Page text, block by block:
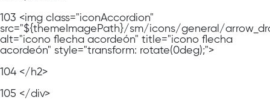
103 <img class="iconAccordion"
src="${themeImagePath}/sm/icons/general/
alt="icono flecha acordeón" title="icono flecha
acordeón" style="transform: rotate(0deg);">
104 </h2>
105 </div>